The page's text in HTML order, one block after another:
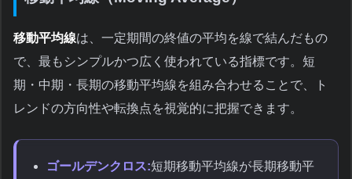
移動平均線は、一定期間の終値の平均を線で結んだもの
で、最もシンプルかつ広く使われている指標です。短
期・中期・長期の移動平均線を組み合わせることで、ト
レンドの方向性や転換点を視覚的に把握できます。
ゴールデンクロス:短期移動平均線が長期移動平